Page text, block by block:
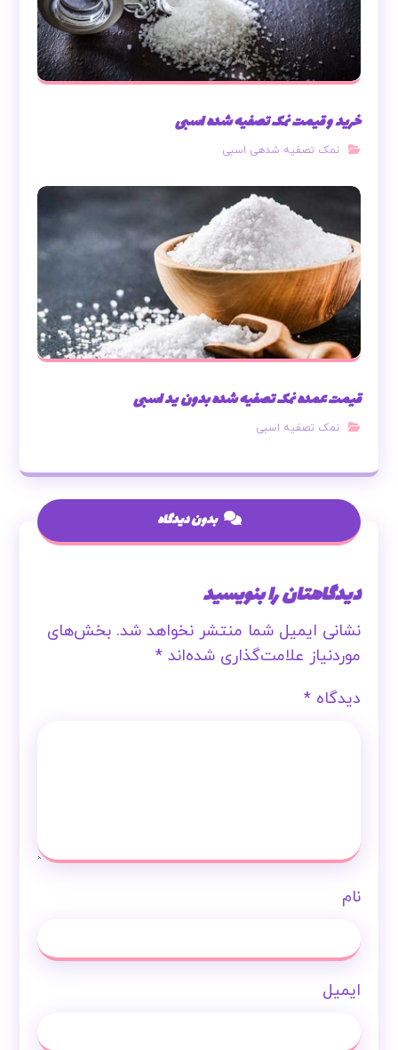
خرید و قیمت نمک تصفیه شده اسبی
نمک تصفیه شدهی اسبی
قیمت عمده نمک تصفیه شده بدون ید اسبی
نمک تصفیه اسبی
بدون دیدگاه
دیدگاهتان را بنویسید
نشانی ایمیل شما منتشر نخواهد شد. بخش‌های
موردنیاز علامت‌گذاری شده‌اند*
دیدگاه*
نام
ایمیل